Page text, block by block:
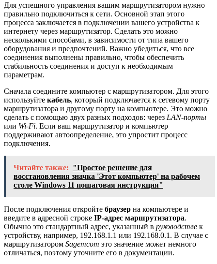
Для успешного управления вашим маршрутизатором нужно
правильно подключиться к сети. Основной этап этого
процесса заключается в подключении вашего устройства к
интернету через маршрутизатор. Сделать это можно
несколькими способами, в зависимости от типа вашего
оборудования и предпочтений. Важно убедиться, что все
соединения выполнены правильно, чтобы обеспечить
стабильность соединения и доступ к необходимым
параметрам.
Сначала соедините компьютер с маршрутизатором. Для этого
используйте кабель, который подключается к сетевому порту
маршрутизатора и другому порту на компьютере. Это можно
сделать с помощью двух разных подходов: через LAN-порты
или Wi-Fi. Если ваш маршрутизатор и компьютер
поддерживают автоопределение, это упростит процесс
подключения.
Читайте также: "Простое решение для
восстановления значка 'Этот компьютер' на рабочем
столе Windows 11 пошаговая инструкция"
После подключения откройте браузер на компьютере и
введите в адресной строке IP-адрес маршрутизатора.
Обычно это стандартный адрес, указанный в руководстве к
устройству, например, 192.168.1.1 или 192.168.0.1. В случае с
маршрутизатором Sagemcom это значение может немного
отличаться, поэтому уточните его в документации.